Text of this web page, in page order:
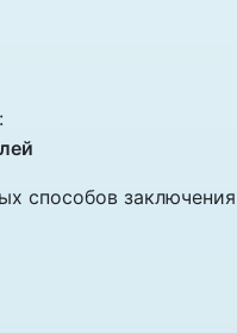
способов